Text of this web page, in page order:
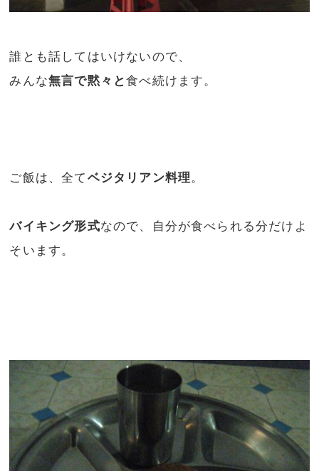
誰とも話してはいけないので、
みんな無言で黙々と食べ続けます。
ご飯は、全て ベジタリアン料理。
バイキング形式なので、自分が食べられる分だけよ
そいます。